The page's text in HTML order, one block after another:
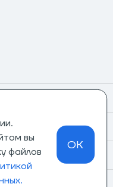
вы
файлов
OK